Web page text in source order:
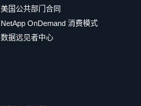
美国公共部门合同
NetApp OnDemand 消费模式
数据远见者中心